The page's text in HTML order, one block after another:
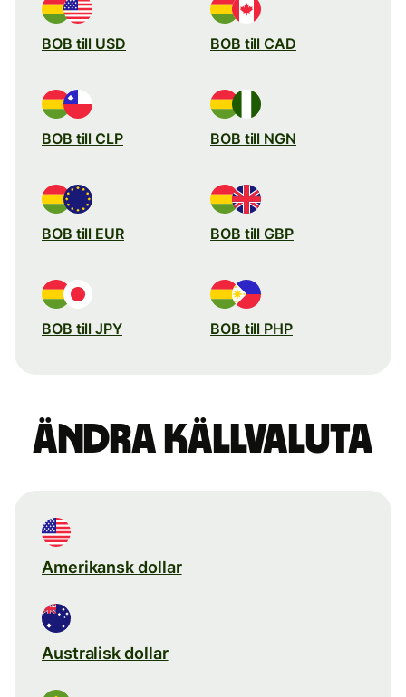
BOB till USD BOB till CAD
BOB till CLP BOB till NGN
BOB till EUR BOB till GBP
BOB till JPY BOB till PHP
Ändra källvaluta
Amerikansk dollar
Australisk dollar